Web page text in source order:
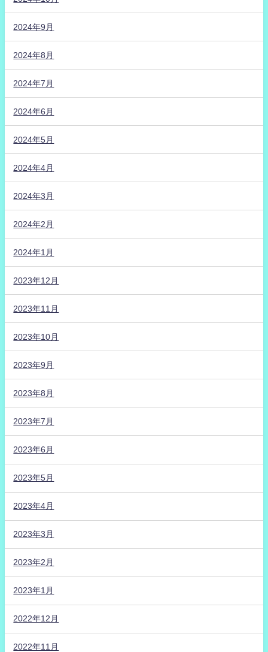
2024年9月
2024年8月
2024年7月
2024年6月
2024年5月
2024年4月
2024年3月
2024年2月
2024年1月
2023年12月
2023年11月
2023年10月
2023年9月
2023年8月
2023年7月
2023年6月
2023年5月
2023年4月
2023年3月
2023年2月
2023年1月
2022年12月
2022年11月